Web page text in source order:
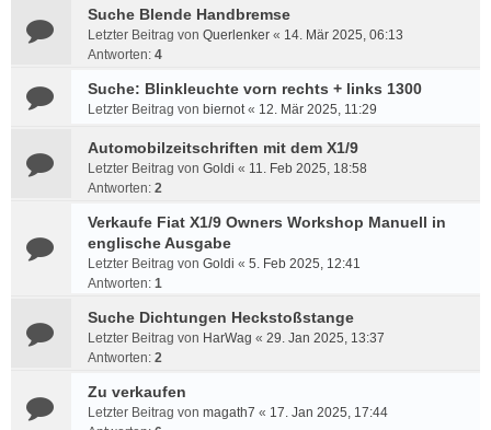
Suche Blende Handbremse
Letzter Beitrag von Querlenker « 14. Mär 2025, 06:13
Antworten: 4
Suche: Blinkleuchte vorn rechts + links 1300
Letzter Beitrag von biernot« 12. Mär 2025, 11:29
Automobilzeitschriften mit dem X1/9
Letzter Beitrag von Goldi « 11. Feb 2025, 18:58
Antworten: 2
Verkaufe Fiat X1/9 Owners Workshop Manuell in
englische Ausgabe
Letzter Beitrag von Goldi « 5. Feb 2025, 12:41
Antworten: 1
Suche Dichtungen Heckstoßstange
Letzter Beitrag von HarWag « 29. Jan 2025, 13:37
Antworten: 2
Zu verkaufen
Letzter Beitrag von magath7 « 17. Jan 2025, 17:44